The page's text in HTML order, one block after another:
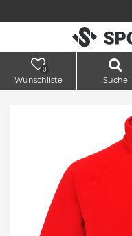
0
Wunschliste Suche